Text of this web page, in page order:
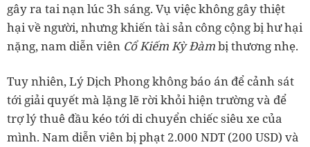
gây ra tai nạn lúc 3h sáng. Vụ việc không gây thiệt
hại về người, nhưng khiến tài sản công cộng bị hư hại
nặng, nam diễn viên Cổ Kiếm Kỳ Đàmbị thương nhẹ.
Tuy nhiên, Lý Dịch Phong không báo án để cảnh sát
tới giải quyết mà lặng lẽ rời khỏi hiện trường và để
trợ lý thuê đầu kéo tới di chuyển chiếc siêu xe của
mình. Nam diễn viên bị phạt 2.000 NDT (200 USD) và